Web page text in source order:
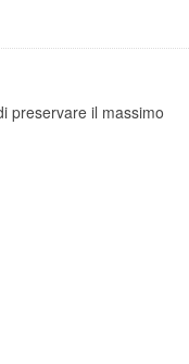
preservare il massimo